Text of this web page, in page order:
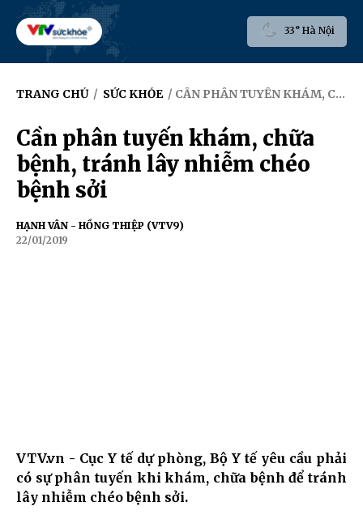
33° Hà Nội
TRANG CHỦ / SỨC KHỎE / CẦN PHÂN TUYẾN KHÁM, CHỮA BỆNH, TRÁNH LÂY NHIỄM CHÉO BỆNH SỞI
Cần phân tuyến khám, chữa
bệnh, tránh lây nhiễm chéo
bệnh sởi
HẠNH VÂN - HỒNG THIỆP (VTV9)
22/01/2019
VTV.vn - Cục Y tế dự phòng, Bộ Y tế yêu cầu phải
có sự phân tuyến khi khám, chữa bệnh để tránh
lây nhiễm chéo bệnh sởi.